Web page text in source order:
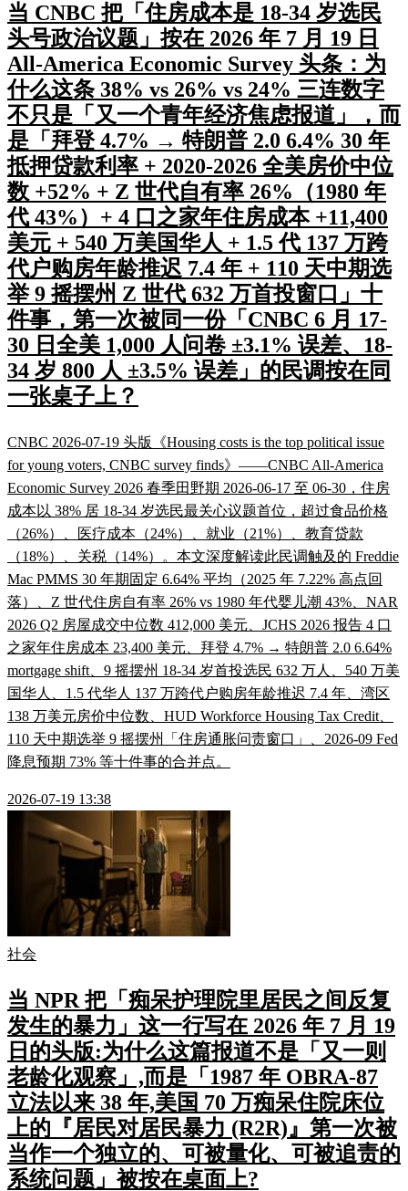
当 CNBC 把「住房成本是 18-34 岁选民
头号政治议题」按在 2026 年 7 月 19 日
All-America Economic Survey 头条：为
什么这条 38% vs 26% vs 24% 三连数字
不只是「又一个青年经济焦虑报道」，而
是「拜登 4.7% → 特朗普 2.0 6.4% 30 年
抵押贷款利率 + 2020-2026 全美房价中位
数 +52% + Z 世代自有率 26%（1980 年
代 43%）+ 4 口之家年住房成本 +11,400
美元 + 540 万美国华人 + 1.5 代 137 万跨
代户购房年龄推迟 7.4 年 + 110 天中期选
举 9 摇摆州 Z 世代 632 万首投窗口」十
件事，第一次被同一份「CNBC 6 月 17-
30 日全美 1,000 人问卷 ±3.1% 误差、18-
34 岁 800 人 ±3.5% 误差」的民调按在同
一张桌子上？
CNBC 2026-07-19 头版《Housing costs is the top political issue
for young voters, CNBC survey finds》——CNBC All-America
Economic Survey 2026 春季田野期 2026-06-17 至 06-30，住房
成本以 38% 居 18-34 岁选民最关心议题首位，超过食品价格
（26%）、医疗成本（24%）、就业（21%）、教育贷款
（18%）、关税（14%）。本文深度解读此民调触及的 Freddie
Mac PMMS 30 年期固定 6.64% 平均（2025 年 7.22% 高点回
落）、Z 世代住房自有率 26% vs 1980 年代婴儿潮 43%、NAR
2026 Q2 房屋成交中位数 412,000 美元、JCHS 2026 报告 4 口
之家年住房成本 23,400 美元、拜登 4.7% → 特朗普 2.0 6.64%
mortgage shift、9 摇摆州 18-34 岁首投选民 632 万人、540 万美
国华人、1.5 代华人 137 万跨代户购房年龄推迟 7.4 年、湾区
138 万美元房价中位数、HUD Workforce Housing Tax Credit、
110 天中期选举 9 摇摆州「住房通胀问责窗口」、2026-09 Fed
降息预期 73% 等十件事的合并点。
2026-07-19 13:38
社会
当 NPR 把「痴呆护理院里居民之间反复
发生的暴力」这一行写在 2026 年 7 月 19
日的头版:为什么这篇报道不是「又一则
老龄化观察」,而是「1987 年 OBRA-87
立法以来 38 年,美国 70 万痴呆住院床位
上的『居民对居民暴力 (R2R)』第一次被
当作一个独立的、可被量化、可被追责的
系统问题」被按在桌面上?